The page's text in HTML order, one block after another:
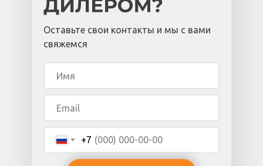
+7
Оставьте свои контакты и мы с вами
свяжемся